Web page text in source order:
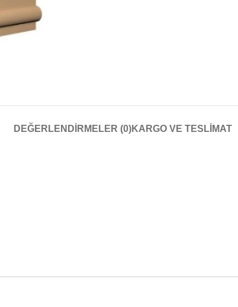
DEĞERLENDIRMELER (0)KARGO VE TESLIMAT